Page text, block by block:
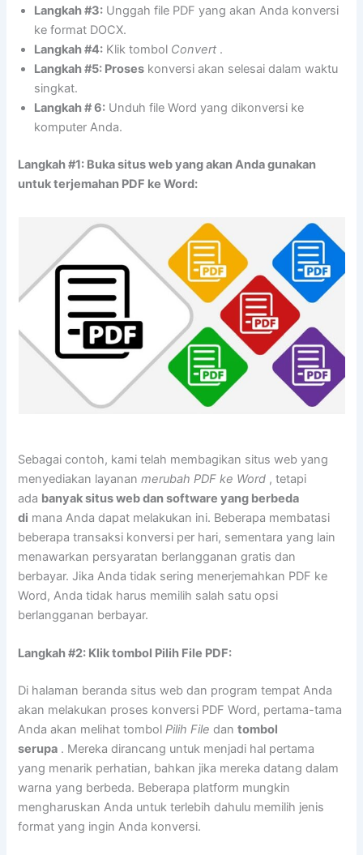
Langkah #3: Unggah file PDF yang akan Anda konversi
ke format DOCX.
Langkah #4: Klik tombol Convert .
Langkah #5: Proses konversi akan selesai dalam waktu
singkat.
Langkah # 6: Unduh file Word yang dikonversi ke
komputer Anda.
Langkah #1: Buka situs web yang akan Anda gunakan
untuk terjemahan PDF ke Word:
Sebagai contoh, kami telah membagikan situs web yang
menyediakan layananmerubah PDF ke Word , tetapi
ada banyak situs web dan software yang berbeda
di mana Anda dapat melakukan ini. Beberapa membatasi
beberapa transaksi konversi per hari, sementara yang lain
menawarkan persyaratan berlangganan gratis dan
berbayar. Jika Anda tidak sering menerjemahkan PDF ke
Word, Anda tidak harus memilih salah satu opsi
berlangganan berbayar.
Langkah #2: Klik tombol Pilih File PDF:
Di halaman beranda situs web dan program tempat Anda
akan melakukan proses konversi PDF Word, pertama-tama
Anda akan melihat tombolPilih File dantombol
serupa . Mereka dirancang untuk menjadi hal pertama
yang menarik perhatian, bahkan jika mereka datang dalam
warna yang berbeda. Beberapa platform mungkin
mengharuskan Anda untuk terlebih dahulu memilih jenis
format yang ingin Anda konversi.